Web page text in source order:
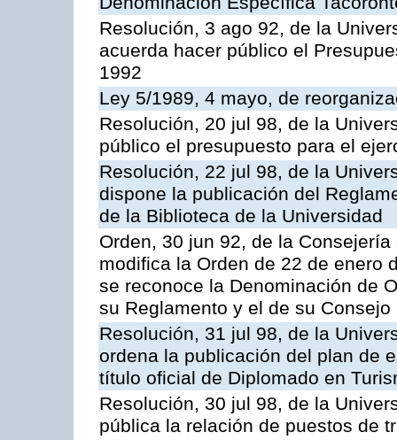
Resolución, 3 ago 92, de la
acuerda hacer público el
1992
Ley 5/1989, 4 mayo, de
Resolución, 20 jul 98, de la
público el presupuesto para el
Resolución, 22 jul 98, de la
dispone la publicación del
de la Biblioteca de la Universidad
Orden, 30 jun 92, de la
modifica la Orden de 22 de enero
se reconoce la Denominación de
su Reglamento y el de su Consejo
Resolución, 31 jul 98, de la
ordena la publicación del plan de
título oficial de Diplomado en
Resolución, 30 jul 98, de la
pública la relación de puestos de